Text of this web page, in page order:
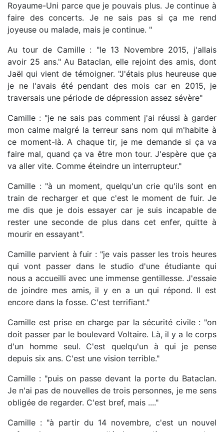
Royaume-Uni parce que je pouvais plus. Je continue à
faire des concerts. Je ne sais pas si ça me rend
joyeuse ou malade, mais je continue. "
Au tour de Camille : "le 13 Novembre 2015, j'allais
avoir 25 ans." Au Bataclan, elle rejoint des amis, dont
Jaël qui vient de témoigner. "J'étais plus heureuse que
je ne l'avais été pendant des mois car en 2015, je
traversais une période de dépression assez sévère"
Camille : "je ne sais pas comment j'ai réussi à garder
mon calme malgré la terreur sans nom qui m'habite à
ce moment-là. A chaque tir, je me demande si ça va
faire mal, quand ça va être mon tour. J'espère que ça
va aller vite. Comme éteindre un interrupteur."
Camille : "à un moment, quelqu'un crie qu'ils sont en
train de recharger et que c'est le moment de fuir. Je
me dis que je dois essayer car je suis incapable de
rester une seconde de plus dans cet enfer, quitte à
mourir en essayant".
Camille parvient à fuir : "je vais passer les trois heures
qui vont passer dans le studio d'une étudiante qui
nous a accueilli avec une immense gentillesse. J'essaie
de joindre mes amis, il y en a un qui répond. Il est
encore dans la fosse. C'est terrifiant."
Camille est prise en charge par la sécurité civile : "on
doit passer par le boulevard Voltaire. Là, il y a le corps
d'un homme seul. C'est quelqu'un à qui je pense
depuis six ans. C'est une vision terrible."
Camille : "puis on passe devant la porte du Bataclan.
Je n'ai pas de nouvelles de trois personnes, je me sens
obligée de regarder. C'est bref, mais ...."
Camille : "à partir du 14 novembre, c'est un nouvel